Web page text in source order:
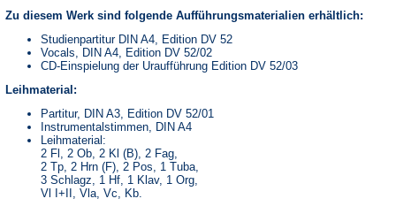
Zu diesem Werk sind folgende Aufführungsmaterialien erhältlich:
Studienpartitur DIN A4, Edition DV 52
Vocals, DIN A4, Edition DV 52/02
CD-Einspielung der Uraufführung Edition DV 52/03
Leihmaterial:
Partitur, DIN A3, Edition DV 52/01
Instrumentalstimmen, DIN A4
Leihmaterial:
2 Fl, 2 Ob, 2 Kl (B), 2 Fag,
2 Tp, 2 Hrn (F), 2 Pos, 1 Tuba,
3 Schlagz, 1 Hf, 1 Klav, 1 Org,
Vl I+II, Vla, Vc, Kb.